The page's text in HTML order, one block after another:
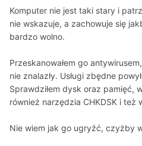
Komputer nie jest taki stary i
nie wskazuje, a zachowuje się
bardzo wolno.
Przeskanowałem go
nie znalazły. Usługi zbędne
Sprawdziłem dysk oraz pamięć,
również narzędzia CHKDSK i też
Nie wiem jak go ugryźć, czyżby